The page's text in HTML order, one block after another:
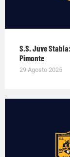
S.S. Juve
Pimonte
29 Agosto 2025